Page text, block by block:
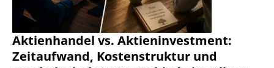
Aktienhandel vs. Aktieninvestment:
Zeitaufwand, Kostenstruktur und